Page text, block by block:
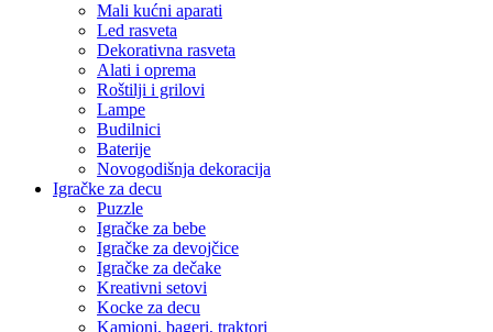
Mali kućni aparati
Led rasveta
Dekorativna rasveta
Alati i oprema
Roštilji i grilovi
Lampe
Budilnici
Baterije
Novogodišnja dekoracija
Igračke za decu
Puzzle
Igračke za bebe
Igračke za devojčice
Igračke za dečake
Kreativni setovi
Kocke za decu
Kamioni, bageri, traktori